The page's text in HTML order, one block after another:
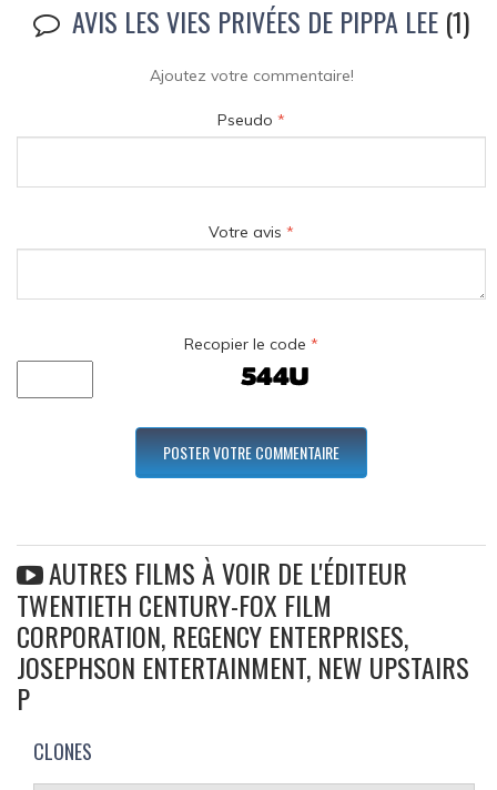
AVIS LES VIES PRIVÉES DE PIPPA LEE (1)
Ajoutez votre commentaire!
Pseudo *
Votre avis *
Recopier le code *
AUTRES FILMS À VOIR DE L'ÉDITEUR
TWENTIETH CENTURY-FOX FILM
CORPORATION, REGENCY ENTERPRISES,
JOSEPHSON ENTERTAINMENT, NEW UPSTAIRS
P
CLONES